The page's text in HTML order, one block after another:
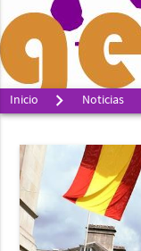
Inicio Noticias